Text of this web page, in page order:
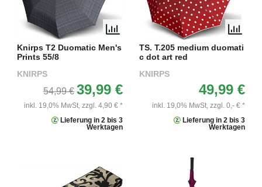
Knirps T2 Duomatic Men's
Prints 55/8
KNIRPS
54,99 € 39,99 €
inkl. 19,0% MwSt, zzgl. 4,90 € *
Lieferung in 2 bis 3
Werktagen
TS. T.205 medium duomati
c dot art red
KNIRPS
49,99 €
inkl. 19,0% MwSt, zzgl. 0,- € *
Lieferung in 2 bis 3
Werktagen